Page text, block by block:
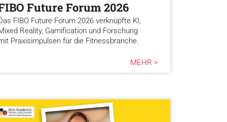
Future Forum 2026
FIBO Future Forum 2026 verknüpfte KI,
Reality, Gamification und Forschung
Praxisimpulsen für die Fitnessbranche.
MEHR >